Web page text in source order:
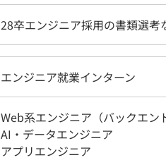
28卒エンジニア採用の書類選考
エンジニア就業インターン
Web系エンジニア（バックエン
AI・データエンジニア
アプリエンジニア